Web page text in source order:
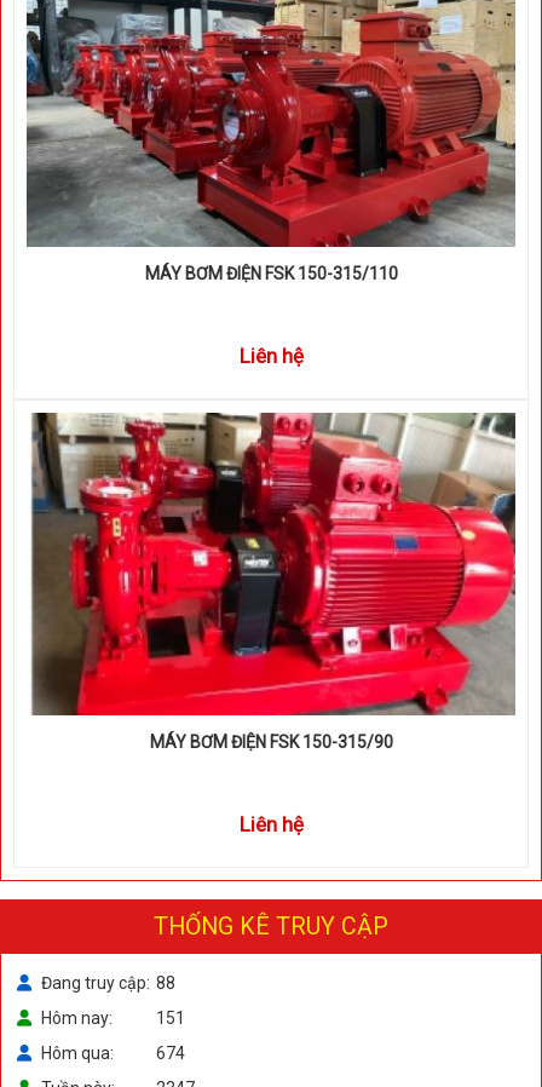
MÁY BƠM ĐIỆN FSK 150-315/110
Liên hệ
MÁY BƠM ĐIỆN FSK 150-315/90
Liên hệ
THỐNG KÊ TRUY CẬP
Đang truy cập 88
Hôm nay
151
Hôm qua
674